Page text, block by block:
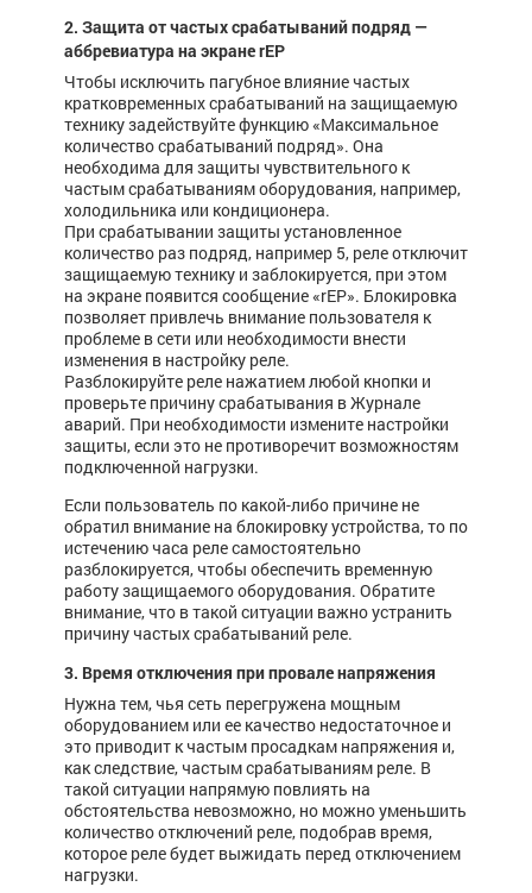
2. Защита от частых срабатываний подряд —
аббревиатура на экране rEP
Чтобы исключить пагубное влияние частых
кратковременных срабатываний на защищаемую
технику задействуйте функцию «Максимальное
количество срабатываний подряд». Она
необходима для защиты чувствительного к
частым срабатываниям оборудования, например,
холодильника или кондиционера.
При срабатывании защиты установленное
количество раз подряд, например 5, реле отключит
защищаемую технику и заблокируется, при этом
на экране появится сообщение «rEP». Блокировка
позволяет привлечь внимание пользователя к
проблеме в сети или необходимости внести
изменения в настройку реле.
Разблокируйте реле нажатием любой кнопки и
проверьте причину срабатывания в Журнале
аварий. При необходимости измените настройки
защиты, если это не противоречит возможностям
подключенной нагрузки.
Если пользователь по какой-либо причине не
обратил внимание на блокировку устройства, то по
истечению часа реле самостоятельно
разблокируется, чтобы обеспечить временную
работу защищаемого оборудования. Обратите
внимание, что в такой ситуации важно устранить
причину частых срабатываний реле.
3. Время отключения при провале напряжения
Нужна тем, чья сеть перегружена мощным
оборудованием или ее качество недостаточное и
это приводит к частым просадкам напряжения и,
как следствие, частым срабатываниям реле. В
такой ситуации напрямую повлиять на
обстоятельства невозможно, но можно уменьшить
количество отключений реле, подобрав время,
которое реле будет выжидать перед отключением
нагрузки.